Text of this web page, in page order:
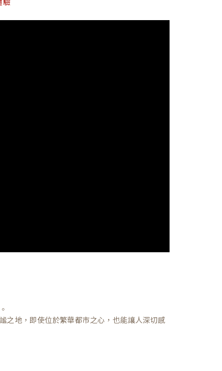
驗
之地，即使位於繁華都市之心，也能讓人深切感